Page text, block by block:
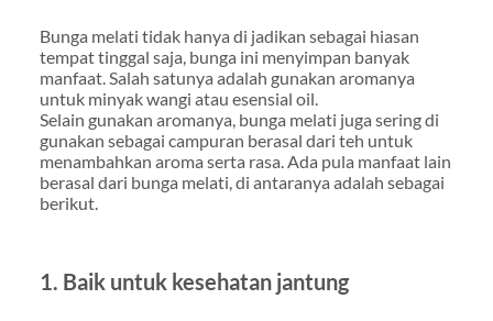
Bunga melati tidak hanya di jadikan sebagai hiasan
tempat tinggal saja, bunga ini menyimpan banyak
manfaat. Salah satunya adalah gunakan aromanya
untuk minyak wangi atau esensial oil.
Selain gunakan aromanya, bunga melati juga sering di
gunakan sebagai campuran berasal dari teh untuk
menambahkan aroma serta rasa. Ada pula manfaat lain
berasal dari bunga melati, di antaranya adalah sebagai
berikut.
1. Baik untuk kesehatan jantung